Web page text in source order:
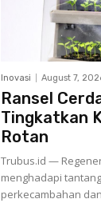
Inovasi August 7,
Ransel
Tingkatkan
Rotan
Trubus.id —
menghadapi
perkecambahan